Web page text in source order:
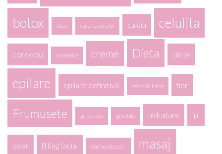
botox buze caderea parului calciu celulita
concediu cosmetice creme Dieta diete
epilare epilare definitiva exercitii fizice fier
Frumusete garderoba greutate hidratare ipl
laser lifting facial marirea buzelor masaj